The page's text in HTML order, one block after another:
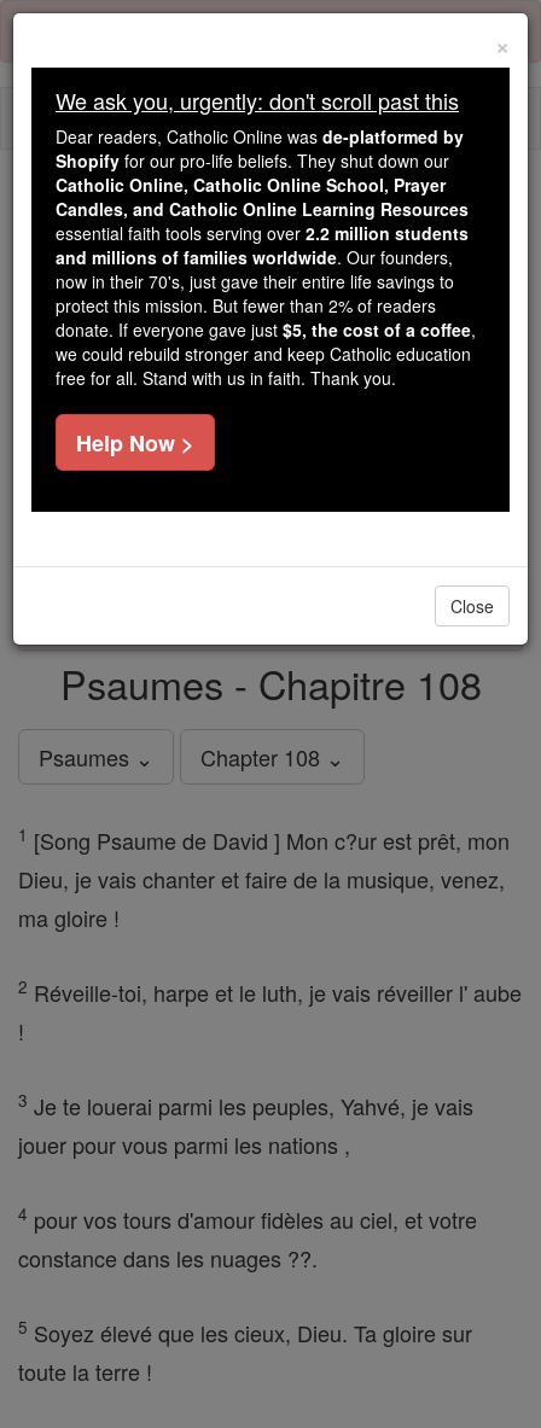
Skip
content
We ask you, urgently: don't scroll past this
Dear readers, Catholic Online
wasde-platformed by Shopify
for our pro-life beliefs. They
shut down ourCatholic
Online, Catholic Online School, Prayer Candles, and
tools serving over
families worldwide. Our founders, now in their 70's,
and keep Catholic education free for all. Stand with us
Psaumes - Chapitre 108
Psaumes ⌄ Chapter 108 ⌄
1 [Song Psaume de David ] Mon c?ur est prêt, mon
Dieu, je vais chanter et faire de la musique, venez,
ma gloire !
2 Réveille-toi, harpe et le luth, je vais réveiller l' aube
!
3 Je te louerai parmi les peuples, Yahvé, je vais
jouer pour vous parmi les nations ,
4 pour vos tours d'amour fidèles au ciel, et votre
constance dans les nuages ??.
5 Soyez élevé que les cieux, Dieu. Ta gloire sur
toute la terre !
×
We ask you, urgently: don't scroll past this
Dear readers, Catholic Online was de-platformed by
Shopify for our pro-life beliefs. They shut down our
Catholic Online, Catholic Online School, Prayer
Candles, and Catholic Online Learning Resources
essential faith tools serving over 2.2 million students
and millions of families worldwide. Our founders,
now in their 70's, just gave their entire life savings to
protect this mission. But fewer than 2% of readers
donate. If everyone gave just $5, the cost of a coffee,
we could rebuild stronger and keep Catholic education
free for all. Stand with us in faith. Thank you.
Help Now >
Close